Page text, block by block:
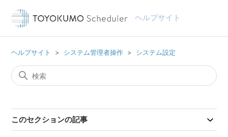
ヘルプサイト
ヘルプサイト システム管理者操作 システム設定
このセクションの記事